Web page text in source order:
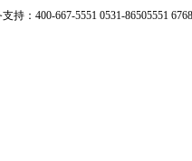
持：400-667-5551 0531-86505551